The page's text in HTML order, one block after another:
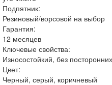
Подпятник:
Резиновый/ворсовой на выбор
Гарантия:
12 месяцев
Ключевые свойства:
Износостойкий, без
Цвет:
Черный, серый, коричневый